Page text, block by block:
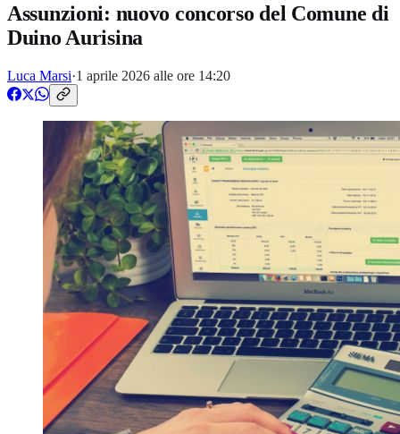
Assunzioni: nuovo concorso del Comune di
Duino Aurisina
Luca Marsi·1 aprile 2026 alle ore 14:20